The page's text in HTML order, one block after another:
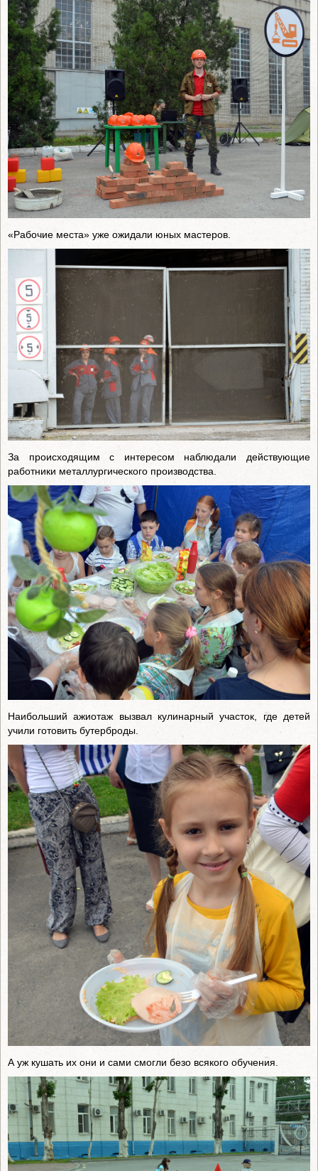
«Рабочие места» уже ожидали юных мастеров.
За происходящим с интересом наблюдали действующие
работники металлургического производства.
Наибольший ажиотаж вызвал кулинарный участок, где детей
учили готовить бутерброды.
А уж кушать их они и сами смогли безо всякого обучения.